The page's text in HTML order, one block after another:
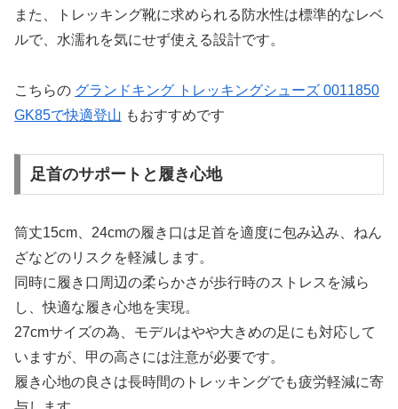
また、トレッキング靴に求められる防水性は標準的なレベ
ルで、水濡れを気にせず使える設計です。
こちらの グランドキング トレッキングシューズ 0011850
GK85で快適登山 もおすすめです
足首のサポートと履き心地
筒丈15cm、24cmの履き口は足首を適度に包み込み、ねん
ざなどのリスクを軽減します。
同時に履き口周辺の柔らかさが歩行時のストレスを減ら
し、快適な履き心地を実現。
27cmサイズの為、モデルはやや大きめの足にも対応して
いますが、甲の高さには注意が必要です。
履き心地の良さは長時間のトレッキングでも疲労軽減に寄